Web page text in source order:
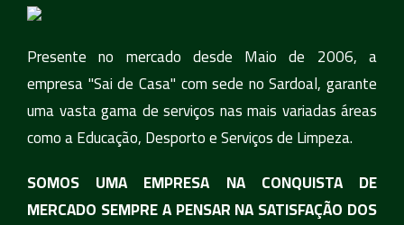
Presente no mercado desde Maio de 2006, a
empresa "Sai de Casa" com sede no Sardoal, garante
uma vasta gama de serviços nas mais variadas áreas
como a Educação, Desporto e Serviços de Limpeza.
SOMOS UMA EMPRESA NA CONQUISTA DE
MERCADO SEMPRE A PENSAR NA SATISFAÇÃO DOS